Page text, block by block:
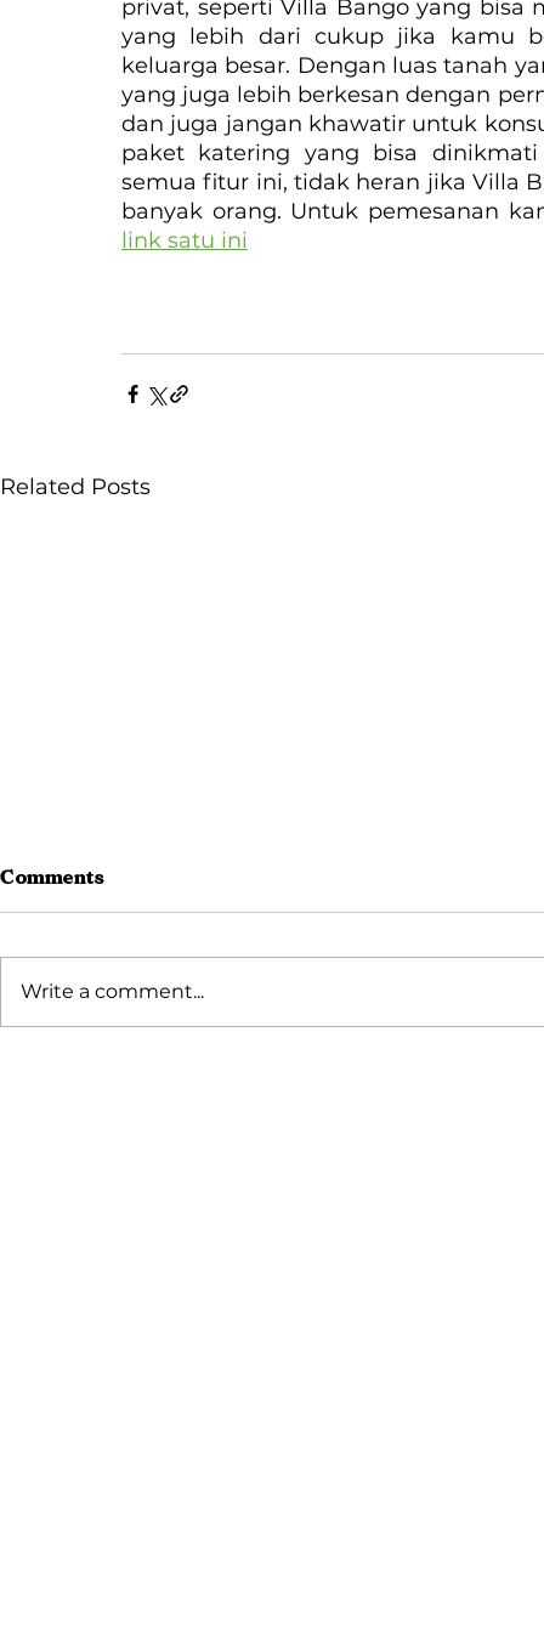
privat, seperti Villa Bango yang bisa
yang lebih dari cukup jika kamu
keluarga besar. Dengan luas tanah
yang juga lebih berkesan dengan
dan juga jangan khawatir untuk
paket katering yang bisa
semua fitur ini, tidak heran jika Villa
banyak orang. Untuk pemesanan
link satu ini
Related Posts
Comments
Write a comment...